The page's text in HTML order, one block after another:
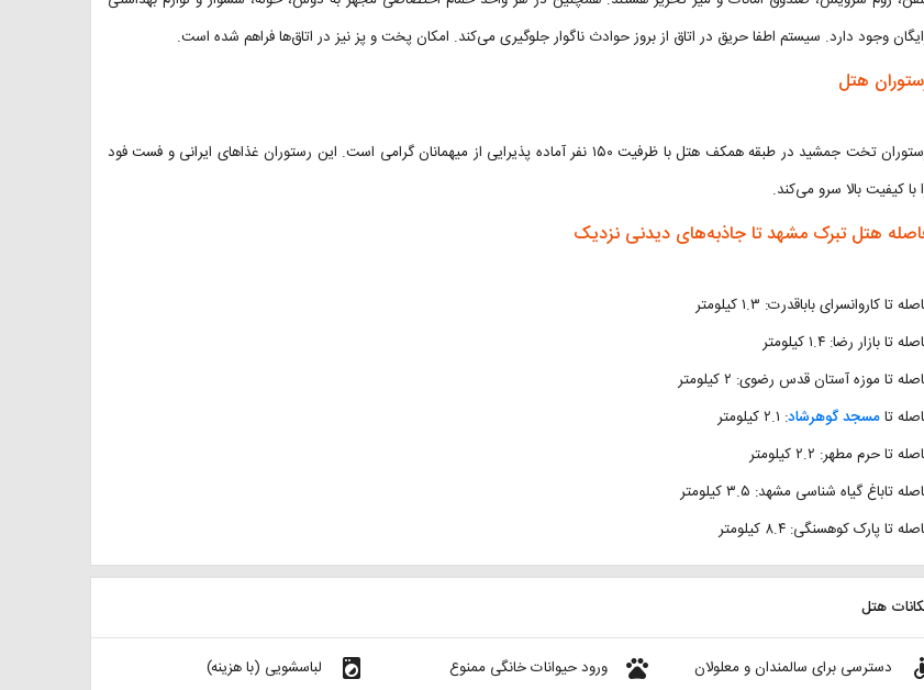
وجود دارد. سیستم اطفا حریق در اتاق از بروز حوادث ناگوار جلوگیری می‌کند. امکان پخت و پز نیز در اتاق‌ها فراهم شده است.
هتل
رستوران تخت جمشید در طبقه همکف هتل با ظرفیت ۱۵۰ نفر آماده پذیرایی از میهمانان گرامی است. این رستوران غذاهای ایرانی و فست فود
با کیفیت بالا سرو می‌کند.
هتل تبرک مشهد تا جاذبه‌های دیدنی نزدیک
تا کاروانسرای باباقدرت: ۱.۳ کیلومتر
تا بازار رضا: ۱.۴ کیلومتر
تا موزه آستان قدس رضوی: ۲ کیلومتر
تامسجد گوهرشاد: ۲.۱ کیلومتر
تا حرم مطهر: ۲.۲ کیلومتر
تاباغ گیاه شناسی مشهد: ۳.۵ کیلومتر
تا پارک کوهسنگی: ۸.۴ کیلومتر
هتل
local_laundry_service لباسشویی (با هزینه) pets ورود حیوانات خانگی ممنوع دسترسی برای سالمندان و معلولان